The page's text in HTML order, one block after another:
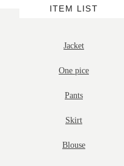
ITEM LIST
Jacket
One pice
Pants
Skirt
Blouse